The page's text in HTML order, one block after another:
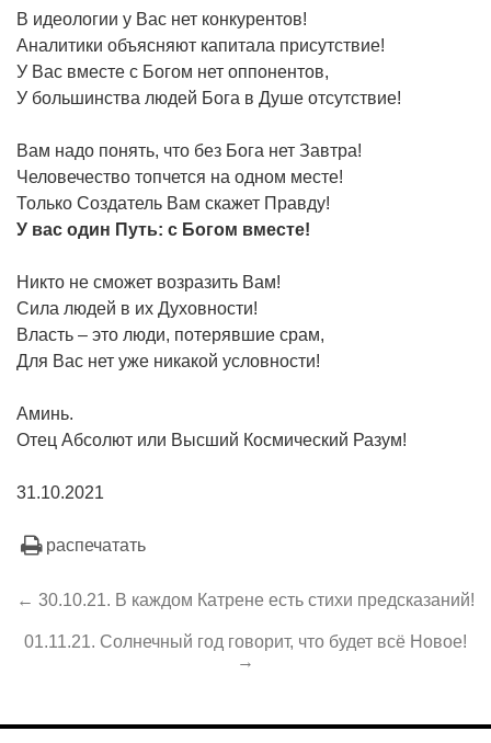
В идеологии у Вас нет конкурентов!
Аналитики объясняют капитала присутствие!
У Вас вместе с Богом нет оппонентов,
У большинства людей Бога в Душе отсутствие!
Вам надо понять, что без Бога нет Завтра!
Человечество топчется на одном месте!
Только Создатель Вам скажет Правду!
У вас один Путь: с Богом вместе!
Никто не сможет возразить Вам!
Сила людей в их Духовности!
Власть – это люди, потерявшие срам,
Для Вас нет уже никакой условности!
Аминь.
Отец Абсолют или Высший Космический Разум!
31.10.2021
распечатать
← 30.10.21. В каждом Катрене есть стихи предсказаний!
01.11.21. Солнечный год говорит, что будет всё Новое!
→